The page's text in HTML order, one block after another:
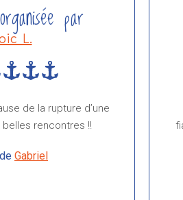
par
L.
de la rupture d’une
rencontres !!
Gabriel